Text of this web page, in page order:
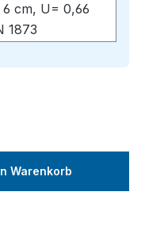
cm, U= 0,66
1873
Warenkorb